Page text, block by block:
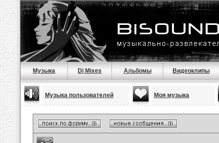
Музыка Dj Mixes Альбомы Видеоклипы
Музыка пользователей Моя музыка